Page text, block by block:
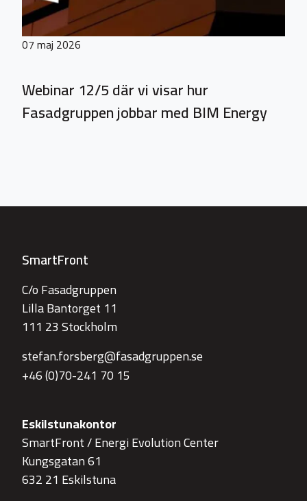
07 maj 2026
Webinar 12/5 där vi visar hur
Fasadgruppen jobbar med BIM Energy
SmartFront
C/o Fasadgruppen
Lilla Bantorget 11
111 23 Stockholm
stefan.forsberg@fasadgruppen.se
+46 (0)70-241 70 15
Eskilstunakontor
SmartFront / Energi Evolution Center
Kungsgatan 61
632 21 Eskilstuna